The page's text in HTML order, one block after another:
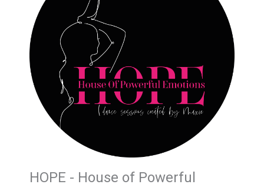
HOPE - House of Powerful